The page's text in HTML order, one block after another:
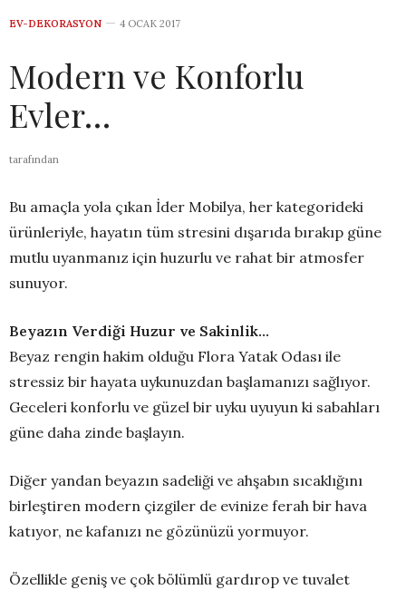
EV-DEKORASYON 4 OCAK 2017
Modern ve Konforlu
Evler…
tarafından
Bu amaçla yola çıkan İder Mobilya, her kategorideki
ürünleriyle, hayatın tüm stresini dışarıda bırakıp güne
mutlu uyanmanız için huzurlu ve rahat bir atmosfer
sunuyor.
Beyazın Verdiği Huzur ve Sakinlik…
Beyaz rengin hakim olduğu Flora Yatak Odası ile
stressiz bir hayata uykunuzdan başlamanızı sağlıyor.
Geceleri konforlu ve güzel bir uyku uyuyun ki sabahları
güne daha zinde başlayın.
Diğer yandan beyazın sadeliği ve ahşabın sıcaklığını
birleştiren modern çizgiler de evinize ferah bir hava
katıyor, ne kafanızı ne gözünüzü yormuyor.
Özellikle geniş ve çok bölümlü gardırop ve tuvalet